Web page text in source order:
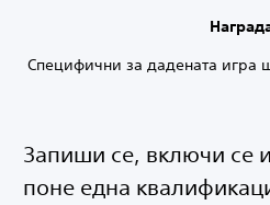
Специфични за дадената игра
Запиши се, включи се
поне една